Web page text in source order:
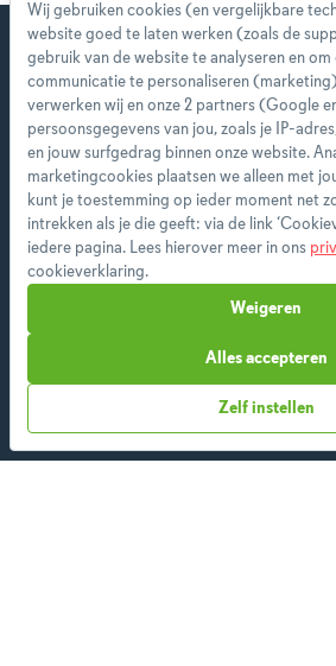
Start direct met
persoonlijke
Als premium member heb
features en ontvang je
menu op maat.
Start vandaag
Wij gebruiken cookies (en vergelijkbare
website goed te laten werken (zoals de
gebruik van de website te analyseren en
communicatie te personaliseren
verwerken wij en onze 2 partners (Google
persoonsgegevens van jou, zoals je IP-
en jouw surfgedrag binnen onze website.
marketingcookies plaatsen we alleen met
kunt je toestemming op ieder moment net
intrekken als je die geeft: via de link
iedere pagina. Lees hierover meer in ons
cookieverklaring.
Zelf instellen
Weigeren
Alles accepteren